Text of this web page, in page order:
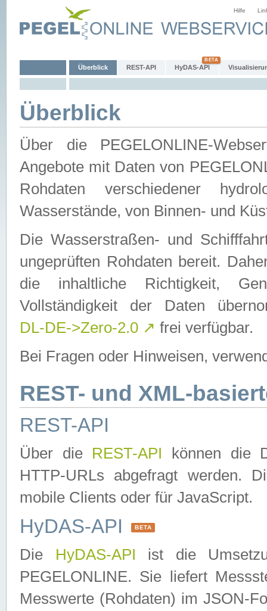
Hilfe
Überblick REST-API HyDAS-API
Überblick
Über die PEGELONLINE-
Angebote mit Daten von
Rohdaten verschiedener
Wasserstände, von Binnen- und
Die Wasserstraßen- und
ungeprüften Rohdaten bereit.
die inhaltliche Richtigkeit,
Vollständigkeit der Daten
DL-DE->Zero-2.0 ↗ frei verfügbar.
Bei Fragen oder Hinweisen,
REST- und XML-
REST-API
Über die REST-API können die
HTTP-URLs abgefragt werden.
mobile Clients oder für JavaScript.
HyDAS-API BETA
Die HyDAS-API ist die
PEGELONLINE. Sie liefert
Messwerte (Rohdaten) im JSON-